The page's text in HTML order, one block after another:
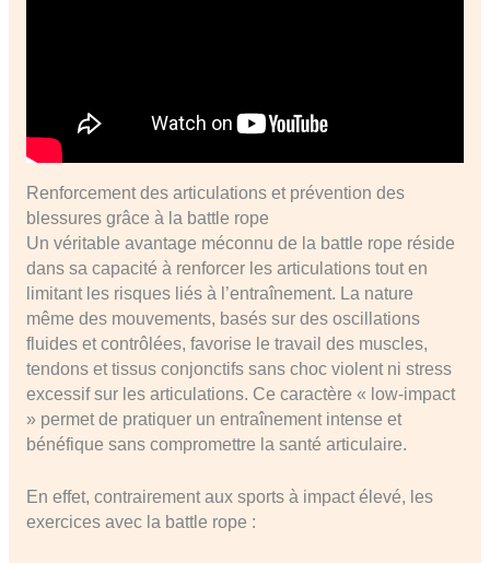
Renforcement des articulations et prévention des
blessures grâce à la battle rope
Un véritable avantage méconnu de la battle rope réside
dans sa capacité à renforcer les articulations tout en
limitant les risques liés à l’entraînement. La nature
même des mouvements, basés sur des oscillations
fluides et contrôlées, favorise le travail des muscles,
tendons et tissus conjonctifs sans choc violent ni stress
excessif sur les articulations. Ce caractère « low-impact
» permet de pratiquer un entraînement intense et
bénéfique sans compromettre la santé articulaire.
En effet, contrairement aux sports à impact élevé, les
exercices avec la battle rope :